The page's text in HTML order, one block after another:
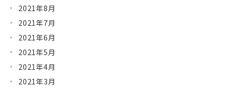
2021年8月
2021年7月
2021年6月
2021年5月
2021年4月
2021年3月